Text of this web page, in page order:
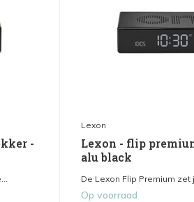
-
Lexon
Lexon - flip
alu black
De Lexon Flip Premium zet
Op voorraad